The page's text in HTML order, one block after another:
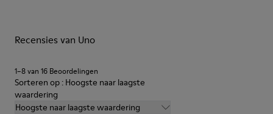
Gedetailleerde instructies over schoenverzorging en
Recensies van Uno
1–8 van 16 Beoordelingen
Sorteren op : Hoogste naar laagste
waardering
Hoogste naar laagste waardering